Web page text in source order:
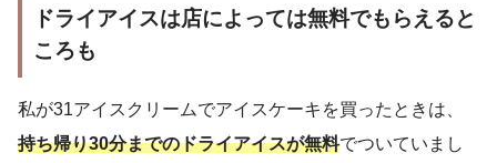
ドライアイスは店によっては無料でもらえると
ころも
私が31アイスクリームでアイスケーキを買ったときは、
持ち帰り30分までのドライアイスが無料でついていまし